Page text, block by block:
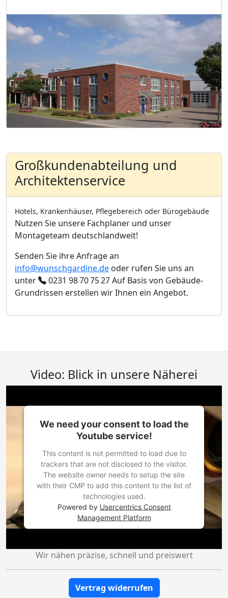
Großkundenabteilung und
Architektenservice
Hotels, Krankenhäuser, Pflegebereich oder Bürogebäude
Nutzen Sie unsere Fachplaner und unser
Montageteam deutschlandweit!
Senden Sie ihre Anfrage an
info@wunschgardine.de oder rufen Sie uns an
unter
0231 98 70 75 27Auf Basis von Gebäude-
Grundrissen erstellen wir Ihnen ein Angebot.
Video: Blick in unsere Näherei
We need your consent to load the
Youtube service!
This content is not permitted to load due to
trackers that are not disclosed to the visitor.
The website owner needs to setup the site
with their CMP to add this content to the list of
technologies used.
Powered by Usercentrics Consent
Management Platform
Wir nähen präzise, schnell und preiswert
Vertrag widerrufen